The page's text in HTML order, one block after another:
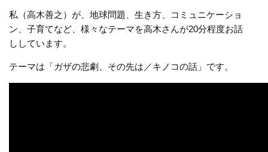
私（高木善之）が、地球問題、生き方、コミュニケーショ
ン、子育てなど、様々なテーマを高木さんが20分程度お話
ししています。
テーマは「ガザの悲劇、その先は／キノコの話」です。